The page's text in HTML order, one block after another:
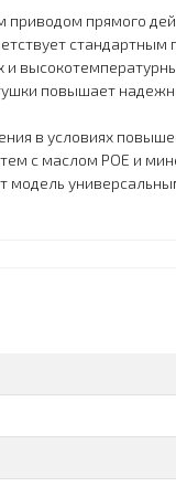
прямого
повышает
в условиях
с маслом POE и